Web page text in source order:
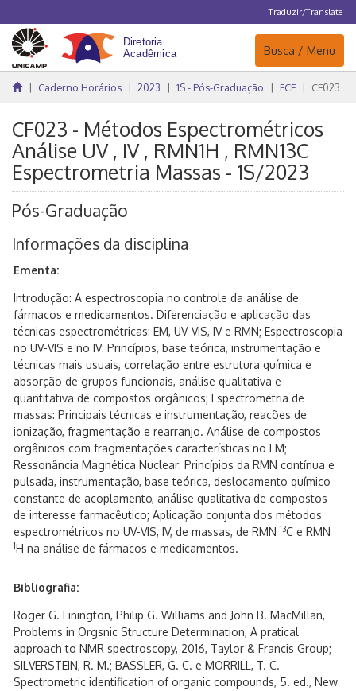
Traduzir/Translate
Navegação
Busca / Menu
Caderno Horários 2023 1S - Pós-Graduação FCF CF023
CF023 - Métodos Espectrométricos
Análise UV , IV , RMN1H , RMN13C
Espectrometria Massas - 1S/2023
Pós-Graduação
Informações da disciplina
Ementa:
Introdução: A espectroscopia no controle da análise de
fármacos e medicamentos. Diferenciação e aplicação das
técnicas espectrométricas: EM, UV-VIS, IV e RMN; Espectroscopia
no UV-VIS e no IV: Princípios, base teórica, instrumentação e
técnicas mais usuais, correlação entre estrutura química e
absorção de grupos funcionais, análise qualitativa e
quantitativa de compostos orgânicos; Espectrometria de
massas: Principais técnicas e instrumentação, reações de
ionização, fragmentação e rearranjo. Análise de compostos
orgânicos com fragmentações características no EM;
Ressonância Magnética Nuclear: Princípios da RMN contínua e
pulsada, instrumentação, base teórica, deslocamento químico
constante de acoplamento, análise qualitativa de compostos
de interesse farmacêutico; Aplicação conjunta dos métodos
espectrométricos no UV-VIS, IV, de massas, de RMN 13C e RMN
1H na análise de fármacos e medicamentos.
Bibliografia:
Roger G. Linington, Philip G. Williams and John B. MacMillan,
Problems in Orgsnic Structure Determination, A pratical
approach to NMR spectroscopy, 2016, Taylor & Francis Group;
SILVERSTEIN, R. M.; BASSLER, G. C. e MORRILL, T. C.
Spectrometric identification of organic compounds, 5. ed., New